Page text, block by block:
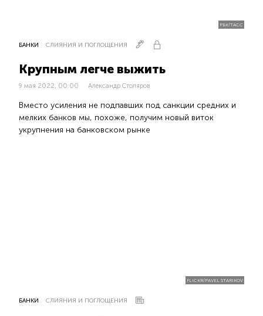
РБК/ТАСС
БАНКИ СЛИЯНИЯ И ПОГЛОЩЕНИЯ
Крупным легче выжить
9 мая 2022, 00:00 Александр Столяров
Вместо усиления не подпавших под санкции средних и
мелких банков мы, похоже, получим новый виток
укрупнения на банковском рынке
FLICKR/PAVEL STARIKOV
БАНКИ СЛИЯНИЯ И ПОГЛОЩЕНИЯ